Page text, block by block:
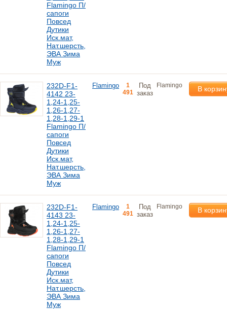
Flamingo П/
сапоги
Повсед
Дутики
Иск.мат,
Нат.шерсть,
ЭВА Зима
Муж
232D-F1-
4142 23-
1,24-1,25-
1,26-1,27-
1,28-1,29-1
Flamingo П/
сапоги
Повсед
Дутики
Иск.мат,
Нат.шерсть,
ЭВА Зима
Муж
Flamingo
1
491
Под
заказ
Flamingo В
232D-F1-
4143 23-
1,24-1,25-
1,26-1,27-
1,28-1,29-1
Flamingo П/
сапоги
Повсед
Дутики
Иск.мат,
Нат.шерсть,
ЭВА Зима
Муж
Flamingo
1
491
Под
заказ
Flamingo В